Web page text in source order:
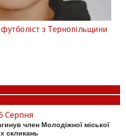
з Тернопільщини
Серпня
член Молодіжної міської
скликань